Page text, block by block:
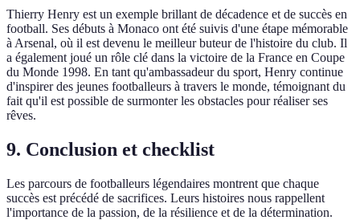
Thierry Henry est un exemple brillant de décadence et de succès en
football. Ses débuts à Monaco ont été suivis d'une étape mémorable
à Arsenal, où il est devenu le meilleur buteur de l'histoire du club. Il
a également joué un rôle clé dans la victoire de la France en Coupe
du Monde 1998. En tant qu'ambassadeur du sport, Henry continue
d'inspirer des jeunes footballeurs à travers le monde, témoignant du
fait qu'il est possible de surmonter les obstacles pour réaliser ses
rêves.
9. Conclusion et checklist
Les parcours de footballeurs légendaires montrent que chaque
succès est précédé de sacrifices. Leurs histoires nous rappellent
l'importance de la passion, de la résilience et de la détermination.